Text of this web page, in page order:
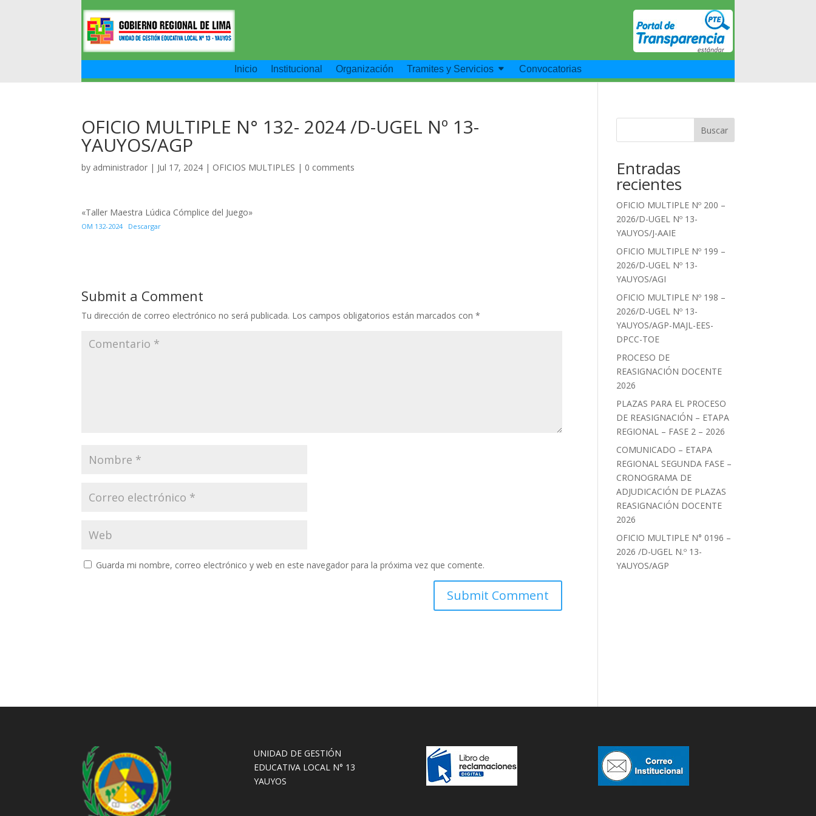
Inicio Institucional Organización Tramites y Servicios Convocatorias
OFICIO MULTIPLE N° 132- 2024 /D-UGEL Nº 13-
YAUYOS/AGP
by administrador | Jul 17, 2024 | OFICIOS MULTIPLES | 0 comments
«Taller Maestra Lúdica Cómplice del Juego»
OM 132-2024 Descargar
Submit a Comment
Tu dirección de correo electrónico no será publicada. Los campos obligatorios están marcados con*
Guarda mi nombre, correo electrónico y web en este navegador para la próxima vez que comente.
Buscar
Entradas
recientes
OFICIO MULTIPLE Nº 200 –
2026/D-UGEL Nº 13-
YAUYOS/J-AAIE
OFICIO MULTIPLE Nº 199 –
2026/D-UGEL Nº 13-
YAUYOS/AGI
OFICIO MULTIPLE Nº 198 –
2026/D-UGEL Nº 13-
YAUYOS/AGP-MAJL-EES-
DPCC-TOE
PROCESO DE
REASIGNACIÓN DOCENTE
2026
PLAZAS PARA EL PROCESO
DE REASIGNACIÓN – ETAPA
REGIONAL – FASE 2 – 2026
COMUNICADO – ETAPA
REGIONAL SEGUNDA FASE –
CRONOGRAMA DE
ADJUDICACIÓN DE PLAZAS
REASIGNACIÓN DOCENTE
2026
OFICIO MULTIPLE N° 0196 –
2026 /D-UGEL N.º 13-
YAUYOS/AGP
UNIDAD DE GESTIÓN
EDUCATIVA LOCAL N° 13
YAUYOS